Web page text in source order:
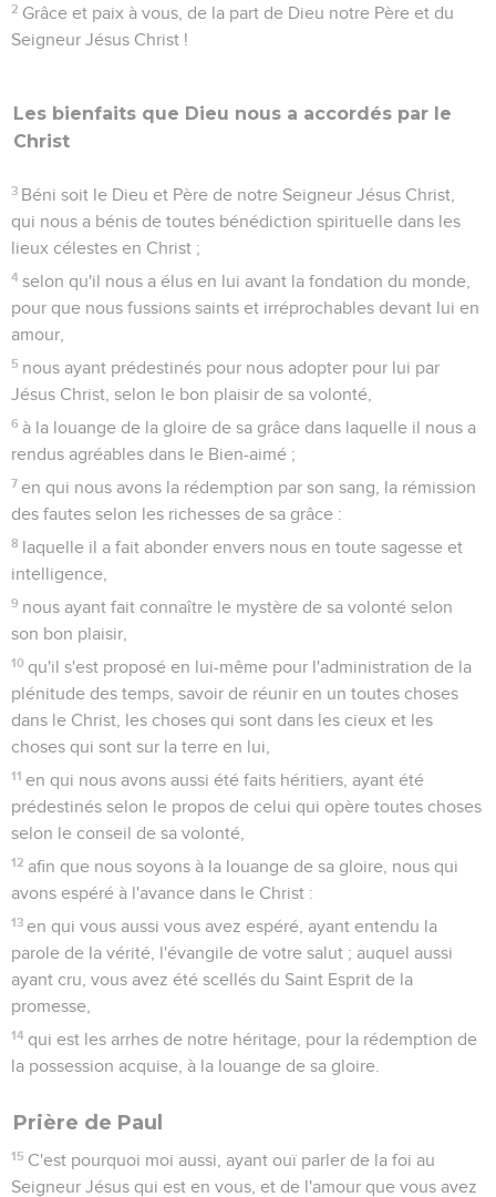
2 Grâce et paix à vous, de la part de Dieu notre Père et du
Seigneur Jésus Christ !
Les bienfaits que Dieu nous a accordés par le
Christ
3 Béni soit le Dieu et Père de notre Seigneur Jésus Christ,
qui nous a bénis de toutes bénédiction spirituelle dans les
lieux célestes en Christ ;
4 selon qu'il nous a élus en lui avant la fondation du monde,
pour que nous fussions saints et irréprochables devant lui en
amour,
5 nous ayant prédestinés pour nous adopter pour lui par
Jésus Christ, selon le bon plaisir de sa volonté,
6 à la louange de la gloire de sa grâce dans laquelle il nous a
rendus agréables dans le Bien-aimé ;
7 en qui nous avons la rédemption par son sang, la rémission
des fautes selon les richesses de sa grâce :
8 laquelle il a fait abonder envers nous en toute sagesse et
intelligence,
9 nous ayant fait connaître le mystère de sa volonté selon
son bon plaisir,
10 qu'il s'est proposé en lui-même pour l'administration de la
plénitude des temps, savoir de réunir en un toutes choses
dans le Christ, les choses qui sont dans les cieux et les
choses qui sont sur la terre en lui,
11 en qui nous avons aussi été faits héritiers, ayant été
prédestinés selon le propos de celui qui opère toutes choses
selon le conseil de sa volonté,
12 afin que nous soyons à la louange de sa gloire, nous qui
avons espéré à l'avance dans le Christ :
13 en qui vous aussi vous avez espéré, ayant entendu la
parole de la vérité, l'évangile de votre salut ; auquel aussi
ayant cru, vous avez été scellés du Saint Esprit de la
promesse,
14 qui est les arrhes de notre héritage, pour la rédemption de
la possession acquise, à la louange de sa gloire.
Prière de Paul
15 C'est pourquoi moi aussi, ayant ouï parler de la foi au
Seigneur Jésus qui est en vous, et de l'amour que vous avez